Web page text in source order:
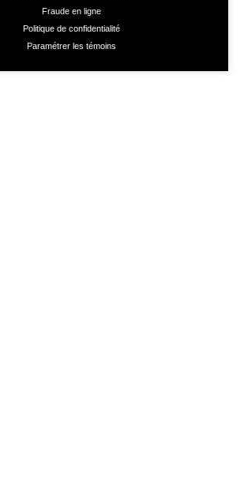
Fraude en ligne
Politique de confidentialité
Paramétrer les témoins